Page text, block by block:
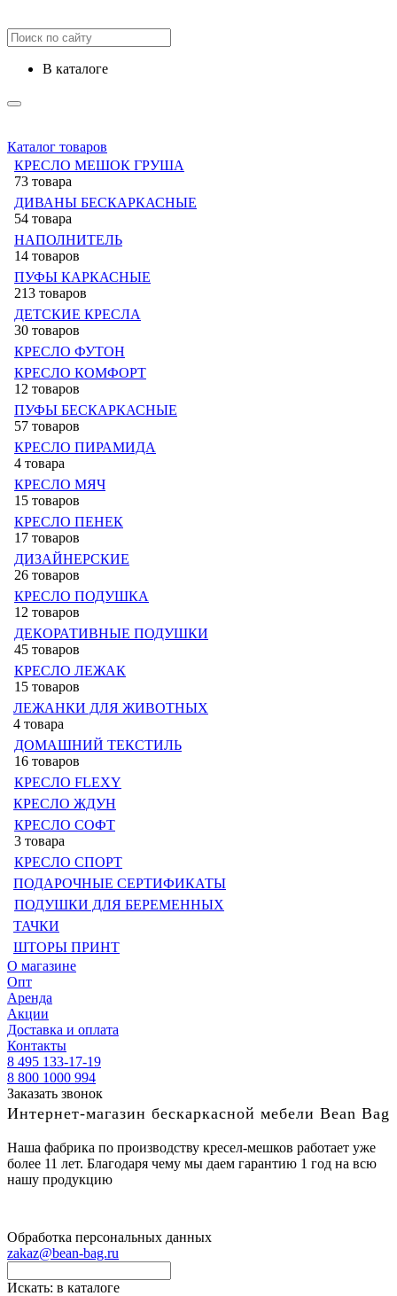
в каталоге
Каталог товаров
КРЕСЛО МЕШОК ГРУША
73 товара
ДИВАНЫ БЕСКАРКАСНЫЕ
54 товара
НАПОЛНИТЕЛЬ
14 товаров
ПУФЫ КАРКАСНЫЕ
213 товаров
ДЕТСКИЕ КРЕСЛА
30 товаров
КРЕСЛО ФУТОН
КРЕСЛО КОМФОРТ
12 товаров
ПУФЫ БЕСКАРКАСНЫЕ
57 товаров
КРЕСЛО ПИРАМИДА
4 товара
КРЕСЛО МЯЧ
15 товаров
КРЕСЛО ПЕНЕК
17 товаров
ДИЗАЙНЕРСКИЕ
26 товаров
КРЕСЛО ПОДУШКА
12 товаров
ДЕКОРАТИВНЫЕ ПОДУШКИ
45 товаров
КРЕСЛО ЛЕЖАК
15 товаров
ЛЕЖАНКИ ДЛЯ ЖИВОТНЫХ
4 товара
ДОМАШНИЙ ТЕКСТИЛЬ
16 товаров
КРЕСЛО FLEXY
КРЕСЛО ЖДУН
КРЕСЛО СОФТ
3 товара
КРЕСЛО СПОРТ
ПОДАРОЧНЫЕ СЕРТИФИКАТЫ
ПОДУШКИ ДЛЯ БЕРЕМЕННЫХ
ТАЧКИ
ШТОРЫ ПРИНТ
О магазине
Опт
Аренда
Акции
Доставка и оплата
Контакты
8 495 133-17-19
8 800 1000 994
Заказать звонок
Интернет-магазин бескаркасной мебели Bean Bag
Наша фабрика по производству кресел-мешков работает уже
более 11 лет. Благодаря чему мы даем гарантию 1 год на всю
нашу продукцию
Обработка персональных данных
zakaz@bean-bag.ru
Искать: в каталоге